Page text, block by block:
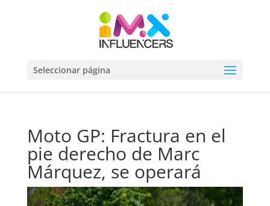
Seleccionar página
Moto GP: Fractura en el
pie derecho de Marc
Márquez, se operará